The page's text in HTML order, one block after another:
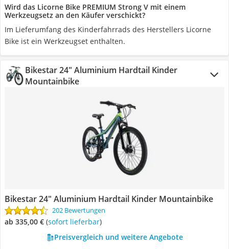
Wird das Licorne Bike PREMIUM Strong V mit einem
Werkzeugsetz an den Käufer verschickt?
Im Lieferumfang des Kinderfahrrads des Herstellers Licorne
Bike ist ein Werkzeugset enthalten.
Bikestar 24" Aluminium Hardtail Kinder
Mountainbike
Bikestar 24" Aluminium Hardtail Kinder Mountainbike
202 Bewertungen
ab 335,00 € ( Sofort lieferbar)
Preisvergleich und weitere Angebote